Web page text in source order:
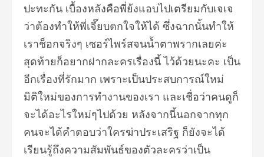
ปะทะกัน เบื้องหลังคือพี่ย้งแอบไปเตรียมกับเจเจ
ว่าต้องทำให้พี่เจี๊ยบตกใจให้ได้ ซึ่งฉากนั้นทำให้
เราช็อกจริงๆ เซอร์ไพร์สจนน้ำตาพรากเลยค่ะ
สุดท้ายก็อยากฝากละครเรื่องนี้ ไว้ด้วยนะคะ เป็น
อีกเรื่องที่รักมาก เพราะเป็นประสบการณ์ใหม่
มิติใหม่ของการทำงานของเรา และเชื่อว่าคนดูก็
จะได้อะไรใหม่ๆไปด้วย หลังจากนี้นอกจากทุก
คนจะได้คำตอบว่าใครฆ่าประเสริฐ ก็ยังจะได้
เรียนรู้ถึงความสัมพันธ์ของตัวละครว่าเป็น